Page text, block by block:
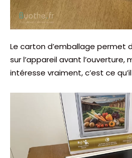
Le carton d’emballage permet
sur l’appareil avant l’ouverture,
intéresse vraiment, c’est ce